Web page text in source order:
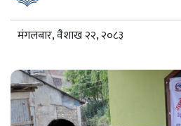
मंगलबार, वैशाख २२, २०८३